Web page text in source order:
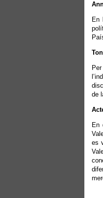
En
de
En
es